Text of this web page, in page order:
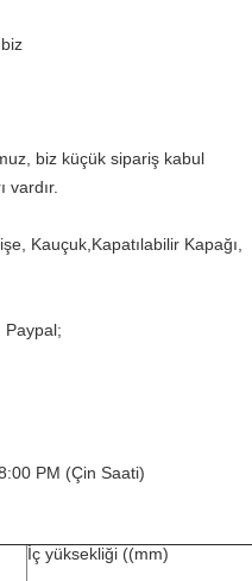
biz küçük sipariş kabul
Kauçuk,Kapatılabilir Kapağı,
Paypal;
PM (Çin Saati)
İç yüksekliği ((mm)